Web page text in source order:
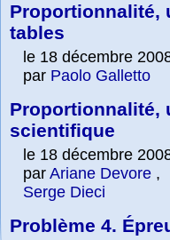
Proportionnalité,
tables
le 18 décembre
par Paolo Galletto
Proportionnalité,
scientifique
le 18 décembre
par Ariane Devore ,
Serge Dieci
Problème 4.